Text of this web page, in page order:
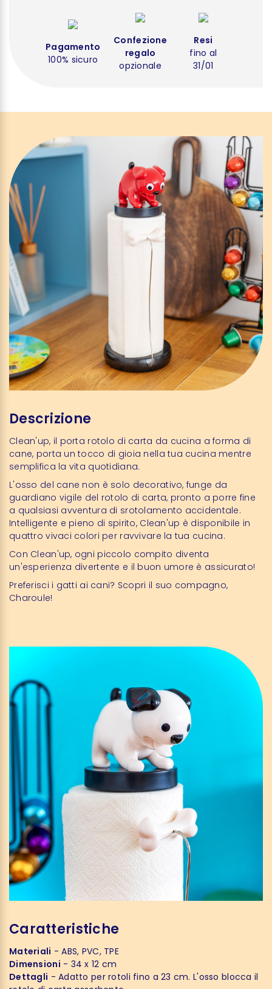
Pagamento
100% sicuro
Confezione
regalo
opzionale
Resi
fino al
31/01
Descrizione
Clean'up, il porta rotolo di carta da cucina a forma di
cane, porta un tocco di gioia nella tua cucina mentre
semplifica la vita quotidiana.
L'osso del cane non è solo decorativo, funge da
guardiano vigile del rotolo di carta, pronto a porre fine
a qualsiasi avventura di srotolamento accidentale.
Intelligente e pieno di spirito, Clean'up è disponibile in
quattro vivaci colori per ravvivare la tua cucina.
Con Clean'up, ogni piccolo compito diventa
un'esperienza divertente e il buon umore è assicurato!
Preferisci i gatti ai cani? Scopri il suo compagno,
Charoule!
Caratteristiche
Materiali - ABS, PVC, TPE
Dimensioni - 34 x 12 cm
Dettagli - Adatto per rotoli fino a 23 cm. L'osso blocca il